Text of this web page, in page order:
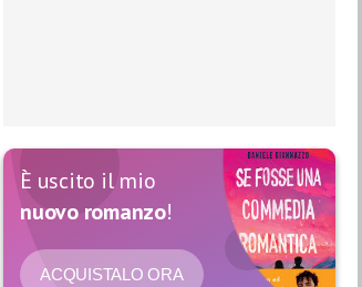
È uscito il mio
nuovo romanzo!
ACQUISTALO ORA